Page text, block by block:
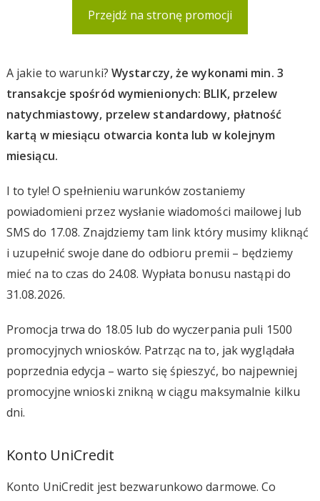
Przejdź na stronę promocji
A jakie to warunki? Wystarczy, że wykonami min. 3
transakcje spośród wymienionych: BLIK, przelew
natychmiastowy, przelew standardowy, płatność
kartą w miesiącu otwarcia konta lub w kolejnym
miesiącu.
I to tyle! O spełnieniu warunków zostaniemy
powiadomieni przez wysłanie wiadomości mailowej lub
SMS do 17.08. Znajdziemy tam link który musimy kliknąć
i uzupełnić swoje dane do odbioru premii – będziemy
mieć na to czas do 24.08. Wypłata bonusu nastąpi do
31.08.2026.
Promocja trwa do 18.05 lub do wyczerpania puli 1500
promocyjnych wniosków. Patrząc na to, jak wyglądała
poprzednia edycja – warto się śpieszyć, bo najpewniej
promocyjne wnioski znikną w ciągu maksymalnie kilku
dni.
Konto UniCredit
Konto UniCredit jest bezwarunkowo darmowe. Co